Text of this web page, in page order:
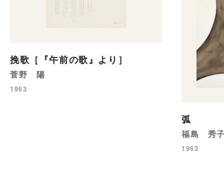
挽歌［『午前の歌』より］
菅野 陽
1963
弧
福島 秀
1963